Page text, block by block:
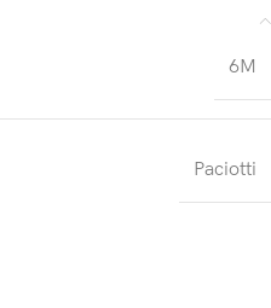
6M
Paciotti